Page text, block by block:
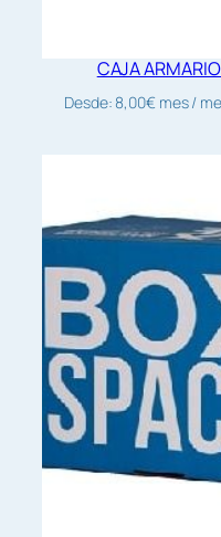
CAJA
Desde: 8,00€mes/